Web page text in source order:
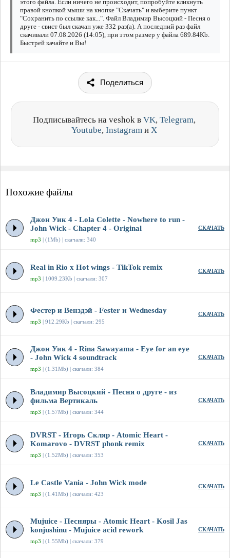
этого файла. Если ничего не происходит, попробуйте кликнуть
правой кнопкой мыши на кнопке "Скачать" и выберите пункт
"Сохранить по ссылке как...". Файл Владимир Высоцкий - Песня о
друге - свист был скачан уже 332 раз(а). А последний раз файл
скачивали 07.08.2026 (14:05), при этом размер у файла 689.84Kb.
Быстрей качайте и Вы!
Поделиться
Подписывайтесь на veshok в VK, Telegram,
Youtube, Instagram и X
Похожие файлы
Джон Уик 4 - Lola Colette - Nowhere to run -
John Wick - Chapter 4 - Original
mp3 | (1Mb) | скачали: 340
СКАЧАТЬ
Real in Rio x Hot wings - TikTok remix
mp3 | 1009.23Kb | скачали: 307
СКАЧАТЬ
Фестер и Венздэй - Fester и Wednesday
mp3 | 912.29Kb | скачали: 295
СКАЧАТЬ
Джон Уик 4 - Rina Sawayama - Eye for an eye
- John Wick 4 soundtrack
mp3 | (1.31Mb) | скачали: 384
СКАЧАТЬ
Владимир Высоцкий - Песня о друге - из
фильма Вертикаль
mp3 | (1.57Mb) | скачали: 344
СКАЧАТЬ
DVRST - Игорь Скляр - Atomic Heart -
Komarovo - DVRST phonk remix
mp3 | (1.52Mb) | скачали: 353
СКАЧАТЬ
Le Castle Vania - John Wick mode
mp3 | (1.41Mb) | скачали: 423
СКАЧАТЬ
Mujuice - Песняры - Atomic Heart - Kosil Jas
konjushinu - Mujuice acid rework
mp3 | (1.55Mb) | скачали: 379
СКАЧАТЬ